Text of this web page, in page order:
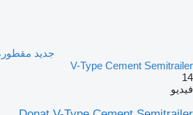
V-Type Cement Semitrailer
14
فيديو